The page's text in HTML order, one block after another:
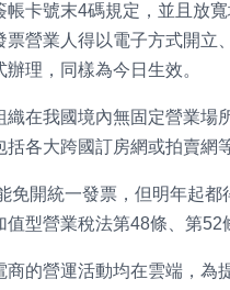
卡號末4碼規定，並且放
營業人得以電子方式開
理，同樣為今日生效。
織在我國境內無固定營業
各大跨國訂房網或拍賣網等
免開統一發票，但明年起
型營業稅法第48條、第52
的營運活動均在雲端，